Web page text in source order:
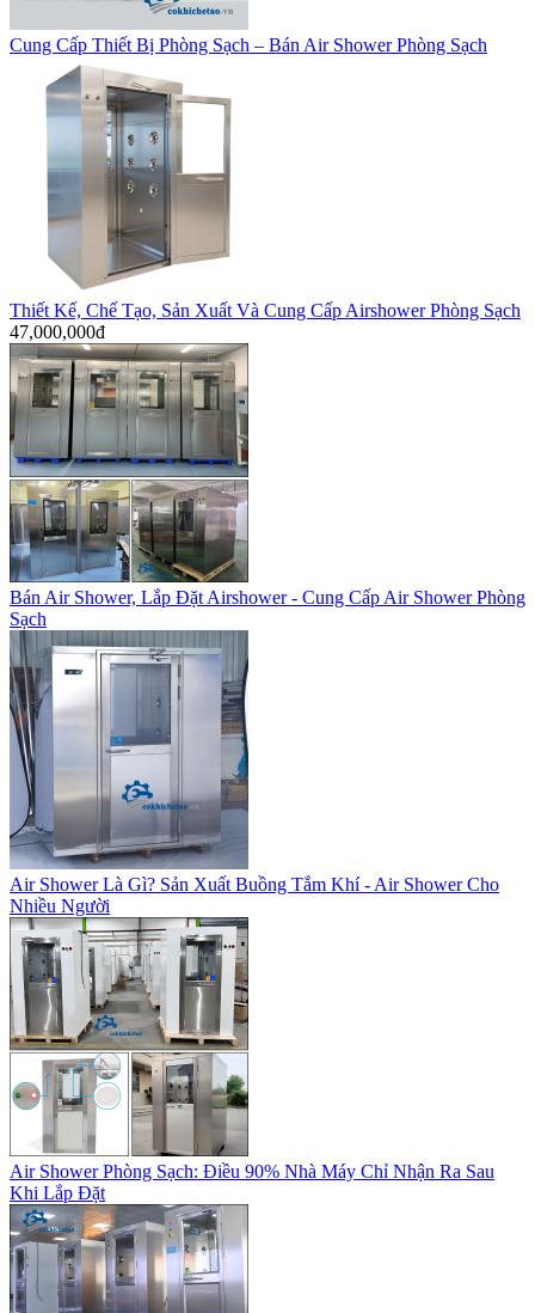
Cung Cấp Thiết Bị Phòng Sạch – Bán Air Shower Phòng Sạch
Thiết Kế, Chế Tạo, Sản Xuất Và Cung Cấp Airshower Phòng Sạch
47,000,000đ
Bán Air Shower, Lắp Đặt Airshower - Cung Cấp Air Shower Phòng
Sạch
Air Shower Là Gì? Sản Xuất Buồng Tắm Khí - Air Shower Cho
Nhiều Người
Air Shower Phòng Sạch: Điều 90% Nhà Máy Chỉ Nhận Ra Sau
Khi Lắp Đặt